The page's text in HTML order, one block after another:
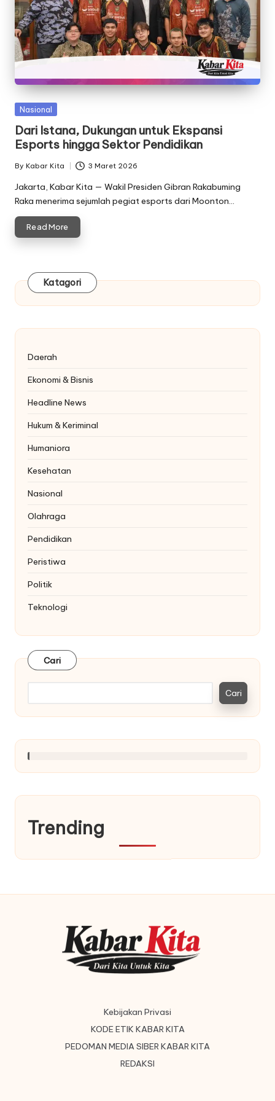
Posted
Nasional
Dari Istana, Dukungan untuk Ekspansi
Esports hingga Sektor Pendidikan
Posted
by
By Kabar Kita 3 Maret 2026
Jakarta, Kabar Kita — Wakil Presiden Gibran Rakabuming
Raka menerima sejumlah pegiat esports dari Moonton…
Read More
Katagori
Daerah
Ekonomi & Bisnis
Headline News
Hukum & Keriminal
Humaniora
Kesehatan
Nasional
Olahraga
Pendidikan
Peristiwa
Politik
Teknologi
Cari
Cari
Trending
Kebijakan Privasi
KODE ETIK KABAR KITA
PEDOMAN MEDIA SIBER KABAR KITA
REDAKSI